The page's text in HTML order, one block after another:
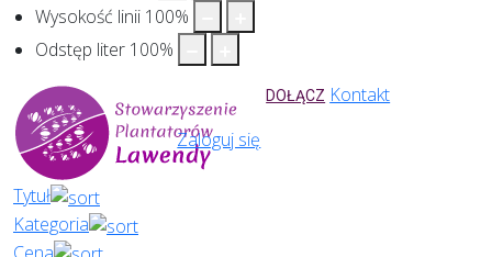
Wysokość linii 100%
Odstęp liter 100%
DOŁĄCZ Kontakt
Zaloguj się
Tytuł
Kategoria